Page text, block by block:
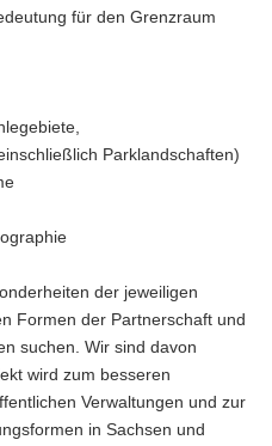
für den Grenzraum
Parklandschaften)
der jeweiligen
Formen der Partnerschaft und
suchen. Wir sind davon
wird zum besseren
Verwaltungen und zur
in Sachsen und